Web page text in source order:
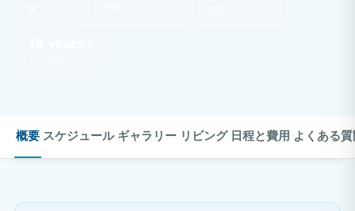
概要 スケジュール ギャラリー リビング 日程と費用 よくある質